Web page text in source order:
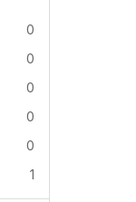
0
0
0
0
0
1